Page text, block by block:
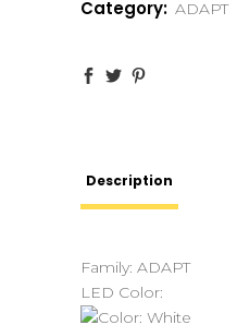
Category: ADAPT
Description
Family: ADAPT
LED Color: